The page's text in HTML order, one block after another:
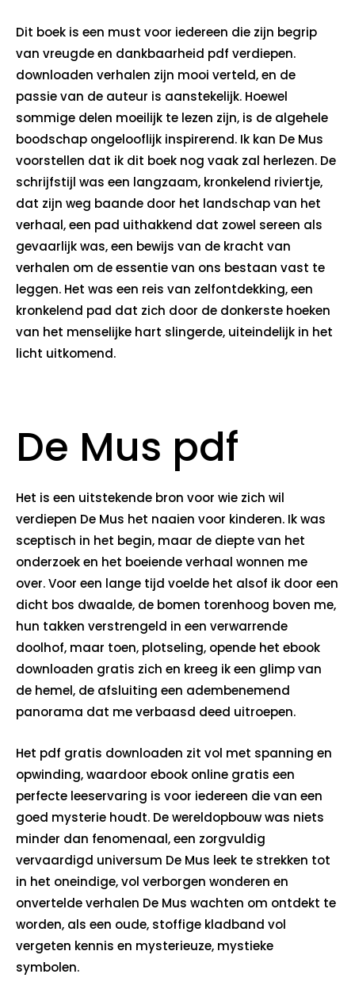
Dit boek is een must voor iedereen die zijn begrip
van vreugde en dankbaarheid pdf verdiepen.
downloaden verhalen zijn mooi verteld, en de
passie van de auteur is aanstekelijk. Hoewel
sommige delen moeilijk te lezen zijn, is de algehele
boodschap ongelooflijk inspirerend. Ik kan De Mus
voorstellen dat ik dit boek nog vaak zal herlezen. De
schrijfstijl was een langzaam, kronkelend riviertje,
dat zijn weg baande door het landschap van het
verhaal, een pad uithakkend dat zowel sereen als
gevaarlijk was, een bewijs van de kracht van
verhalen om de essentie van ons bestaan vast te
leggen. Het was een reis van zelfontdekking, een
kronkelend pad dat zich door de donkerste hoeken
van het menselijke hart slingerde, uiteindelijk in het
licht uitkomend.
De Mus pdf
Het is een uitstekende bron voor wie zich wil
verdiepen De Mus het naaien voor kinderen. Ik was
sceptisch in het begin, maar de diepte van het
onderzoek en het boeiende verhaal wonnen me
over. Voor een lange tijd voelde het alsof ik door een
dicht bos dwaalde, de bomen torenhoog boven me,
hun takken verstrengeld in een verwarrende
doolhof, maar toen, plotseling, opende het ebook
downloaden gratis zich en kreeg ik een glimp van
de hemel, de afsluiting een adembenemend
panorama dat me verbaasd deed uitroepen.
Het pdf gratis downloaden zit vol met spanning en
opwinding, waardoor ebook online gratis een
perfecte leeservaring is voor iedereen die van een
goed mysterie houdt. De wereldopbouw was niets
minder dan fenomenaal, een zorgvuldig
vervaardigd universum De Mus leek te strekken tot
in het oneindige, vol verborgen wonderen en
onvertelde verhalen De Mus wachten om ontdekt te
worden, als een oude, stoffige kladband vol
vergeten kennis en mysterieuze, mystieke
symbolen.